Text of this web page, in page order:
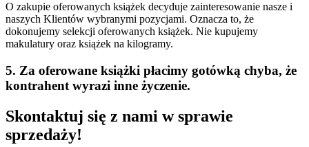
O zakupie oferowanych książek decyduje zainteresowanie nasze i
naszych Klientów wybranymi pozycjami. Oznacza to, że
dokonujemy selekcji oferowanych książek. Nie kupujemy
makulatury oraz książek na kilogramy.
5. Za oferowane książki płacimy gotówką chyba, że
kontrahent wyrazi inne życzenie.
Skontaktuj się z nami w sprawie
sprzedaży!